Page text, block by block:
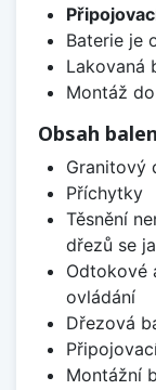
Baterie je
Lakovaná
Montáž
Obsah
Granitový
Příchytky
Těsnění
dřezů se
Odtokové
ovládání
Dřezová
Montážní